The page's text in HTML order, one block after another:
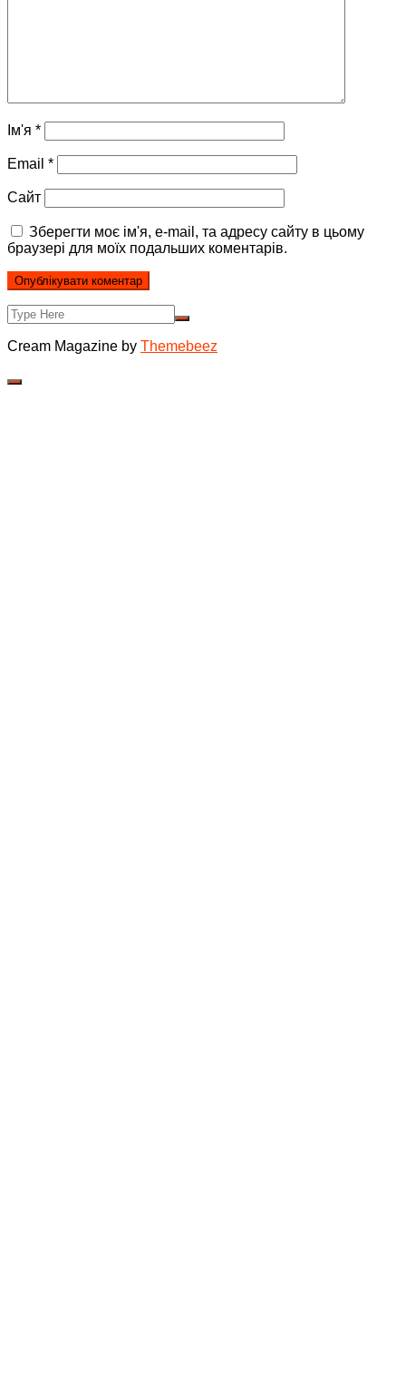
Ім'я *
Email *
Сайт
Зберегти моє ім'я, e-mail, та адресу сайту в цьому
браузері для моїх подальших коментарів.
Cream Magazine by Themebeez